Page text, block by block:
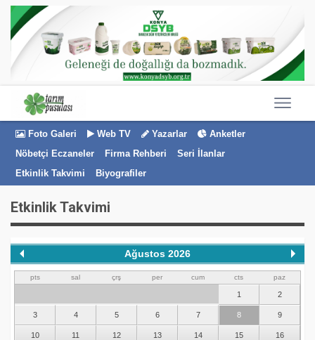
Foto Galeri Web TV Yazarlar
Anketler
Nöbetçi Eczaneler
Firma Rehberi
Seri İlanlar
Etkinlik Takvimi
Biyografiler
Etkinlik Takvimi
Ağustos 2026
pts sal çrş per cum cts paz
1 2
3 4 5 6 7 8 9
10 11 12 13 14 15 16